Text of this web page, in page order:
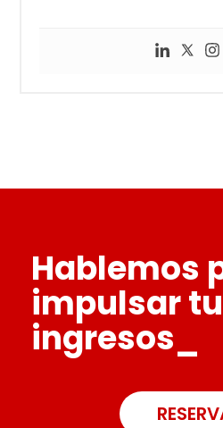
Hablemos
impulsar
ingresos_